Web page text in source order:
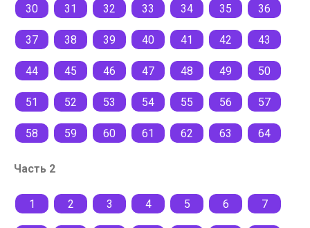
30 31 32 33 34 35 36
37 38 39 40 41 42 43
44 45 46 47 48 49 50
51 52 53 54 55 56 57
58 59 60 61 62 63 64
Часть 2
1 2 3 4 5 6 7